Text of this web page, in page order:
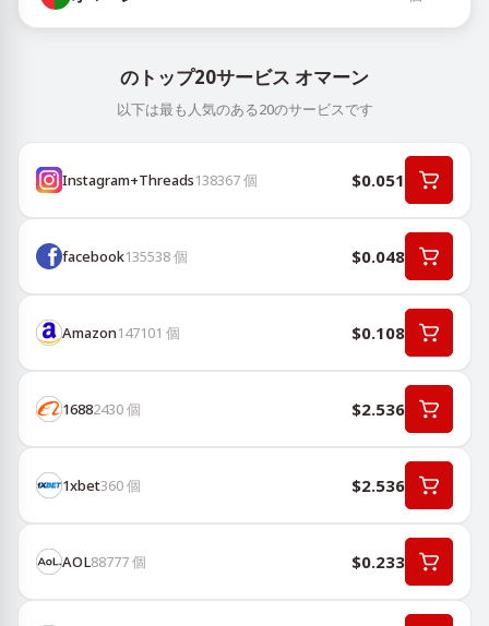
のトップ20サービス オマーン
以下は最も人気のある20のサービスです
Instagram+Threads138367個 $0.051
facebook135538個 $0.048
Amazon147101 個 $0.108
16882430個 $2.536
1хbet360個 $2.536
AOL88777個 $0.233